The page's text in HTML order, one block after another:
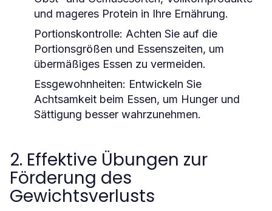
und mageres Protein in Ihre Ernährung.
Portionskontrolle: Achten Sie auf die
Portionsgrößen und Essenszeiten, um
übermäßiges Essen zu vermeiden.
Essgewohnheiten: Entwickeln Sie
Achtsamkeit beim Essen, um Hunger und
Sättigung besser wahrzunehmen.
2. Effektive Übungen zur
Förderung des
Gewichtsverlusts